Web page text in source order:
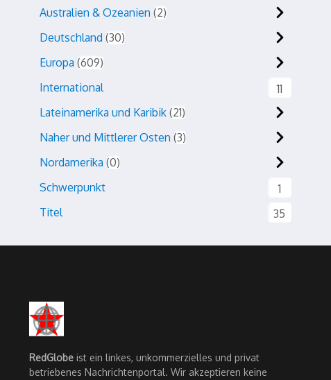
Australien & Ozeanien 2
Deutschland 30
Europa 609
International
11
Lateinamerika und Karibik 21
Naher und Mittlerer Osten 3
Nordamerika 0
Schwerpunkt
1
Titel
35
RedGlobe ist ein linkes, unkommerzielles und privat
betriebenes Nachrichtenportal. Wir akzeptieren keine